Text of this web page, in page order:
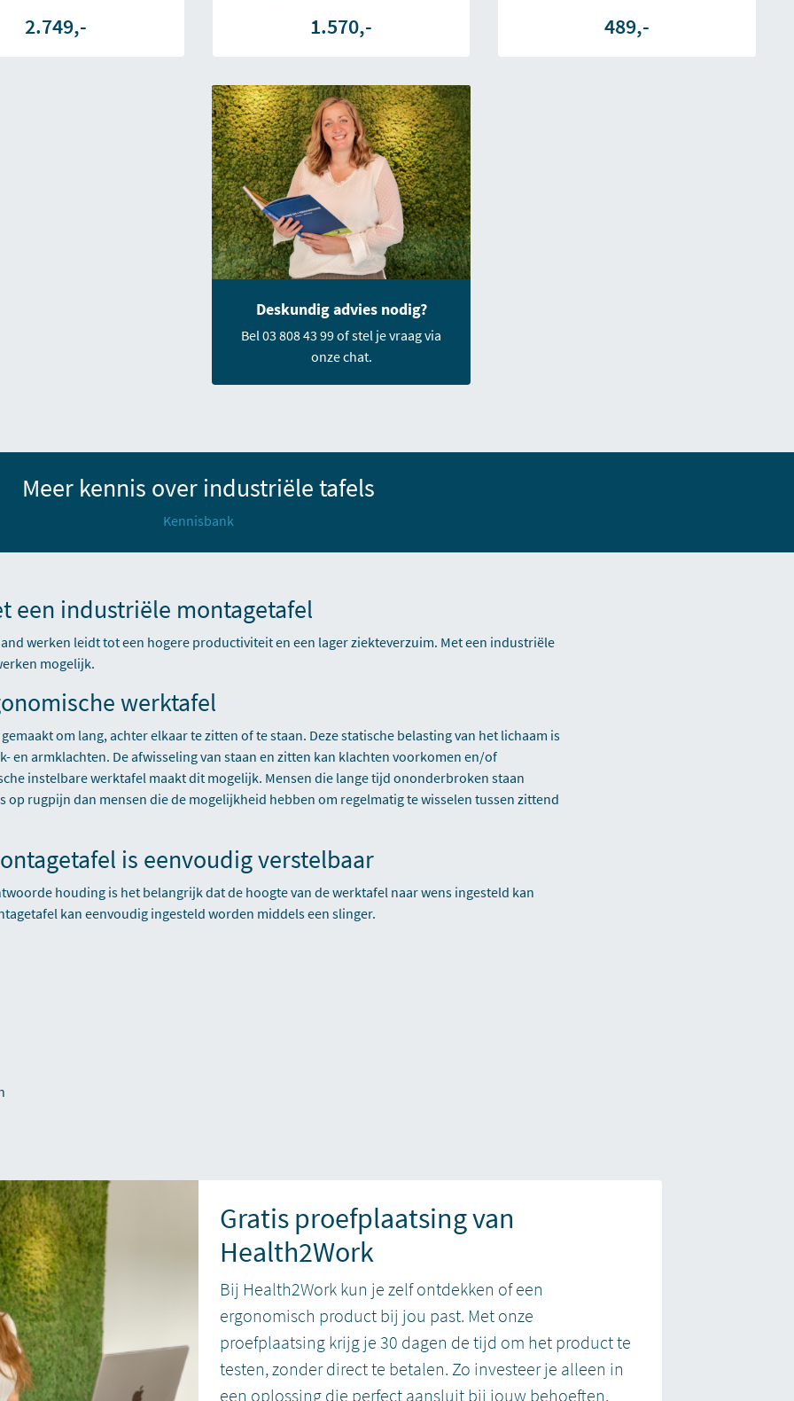
2.749,- 1.570,- 489,-
Deskundig advies nodig?
Bel 03 808 43 99 of stel je vraag via
onze chat.
Meer kennis over industriële tafels
Kennisbank
een industriële montagetafel
werken leidt tot een hogere productiviteit en een lager ziekteverzuim. Met een industriële
mogelijk.
werktafel
om lang, achter elkaar te zitten of te staan. Deze statische belasting van het lichaam is
en armklachten. De afwisseling van staan en zitten kan klachten voorkomen en/of
instelbare werktafel maakt dit mogelijk. Mensen die lange tijd ononderbroken staan
op rugpijn dan mensen die de mogelijkheid hebben om regelmatig te wisselen tussen zittend
is eenvoudig verstelbaar
houding is het belangrijk dat de hoogte van de werktafel naar wens ingesteld kan
kan eenvoudig ingesteld worden middels een slinger.
Gratis proefplaatsing van
Health2Work
Bij Health2Work kun je zelf ontdekken of een
ergonomisch product bij jou past. Met onze
proefplaatsing krijg je 30 dagen de tijd om het product te
testen, zonder direct te betalen. Zo investeer je alleen in
een oplossing die perfect aansluit bij jouw behoeften.